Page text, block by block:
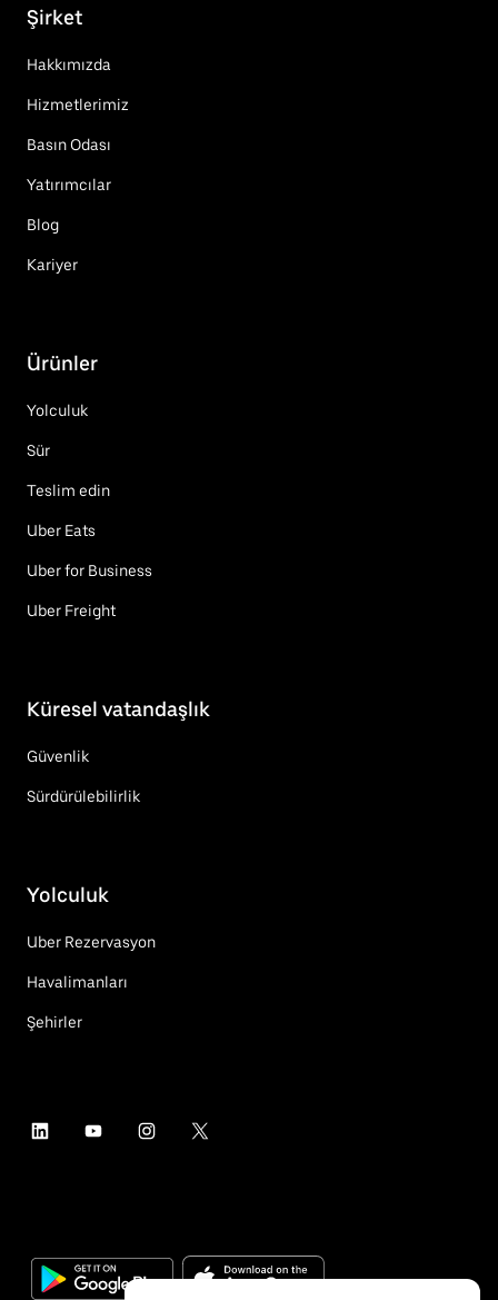
Şirket
Hakkımızda
Hizmetlerimiz
Basın Odası
Yatırımcılar
Blog
Kariyer
Ürünler
Yolculuk
Sür
Teslim edin
Uber Eats
Uber for Business
Uber Freight
Küresel vatandaşlık
Güvenlik
Sürdürülebilirlik
Yolculuk
Uber Rezervasyon
Havalimanları
Şehirler